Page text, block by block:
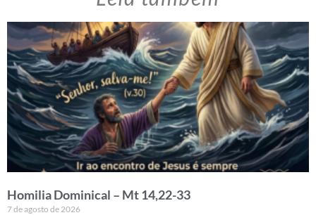
Homilia Dominical – Mt 14,22-33
7 de agosto de 2026